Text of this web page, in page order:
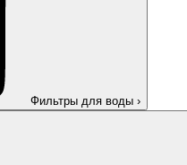
Фильтры для воды ›